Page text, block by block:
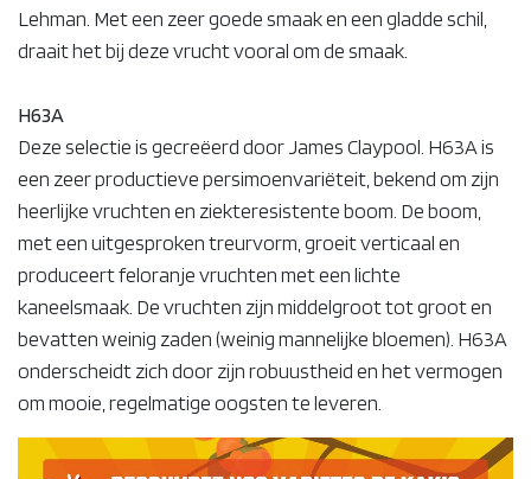
Lehman. Met een zeer goede smaak en een gladde schil,
draait het bij deze vrucht vooral om de smaak.
H63A
Deze selectie is gecreëerd door James Claypool. H63A is
een zeer productieve persimoenvariëteit, bekend om zijn
heerlijke vruchten en ziekteresistente boom. De boom,
met een uitgesproken treurvorm, groeit verticaal en
produceert feloranje vruchten met een lichte
kaneelsmaak. De vruchten zijn middelgroot tot groot en
bevatten weinig zaden (weinig mannelijke bloemen). H63A
onderscheidt zich door zijn robuustheid en het vermogen
om mooie, regelmatige oogsten te leveren.